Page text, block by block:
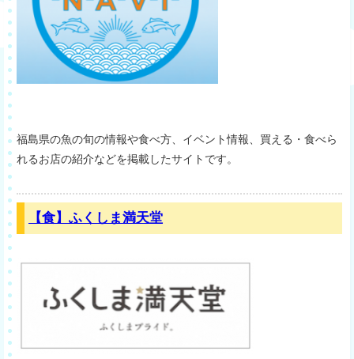
福島県の魚の旬の情報や食べ方、イベント情報、買える・食べら
れるお店の紹介などを掲載したサイトです。
【食】ふくしま満天堂